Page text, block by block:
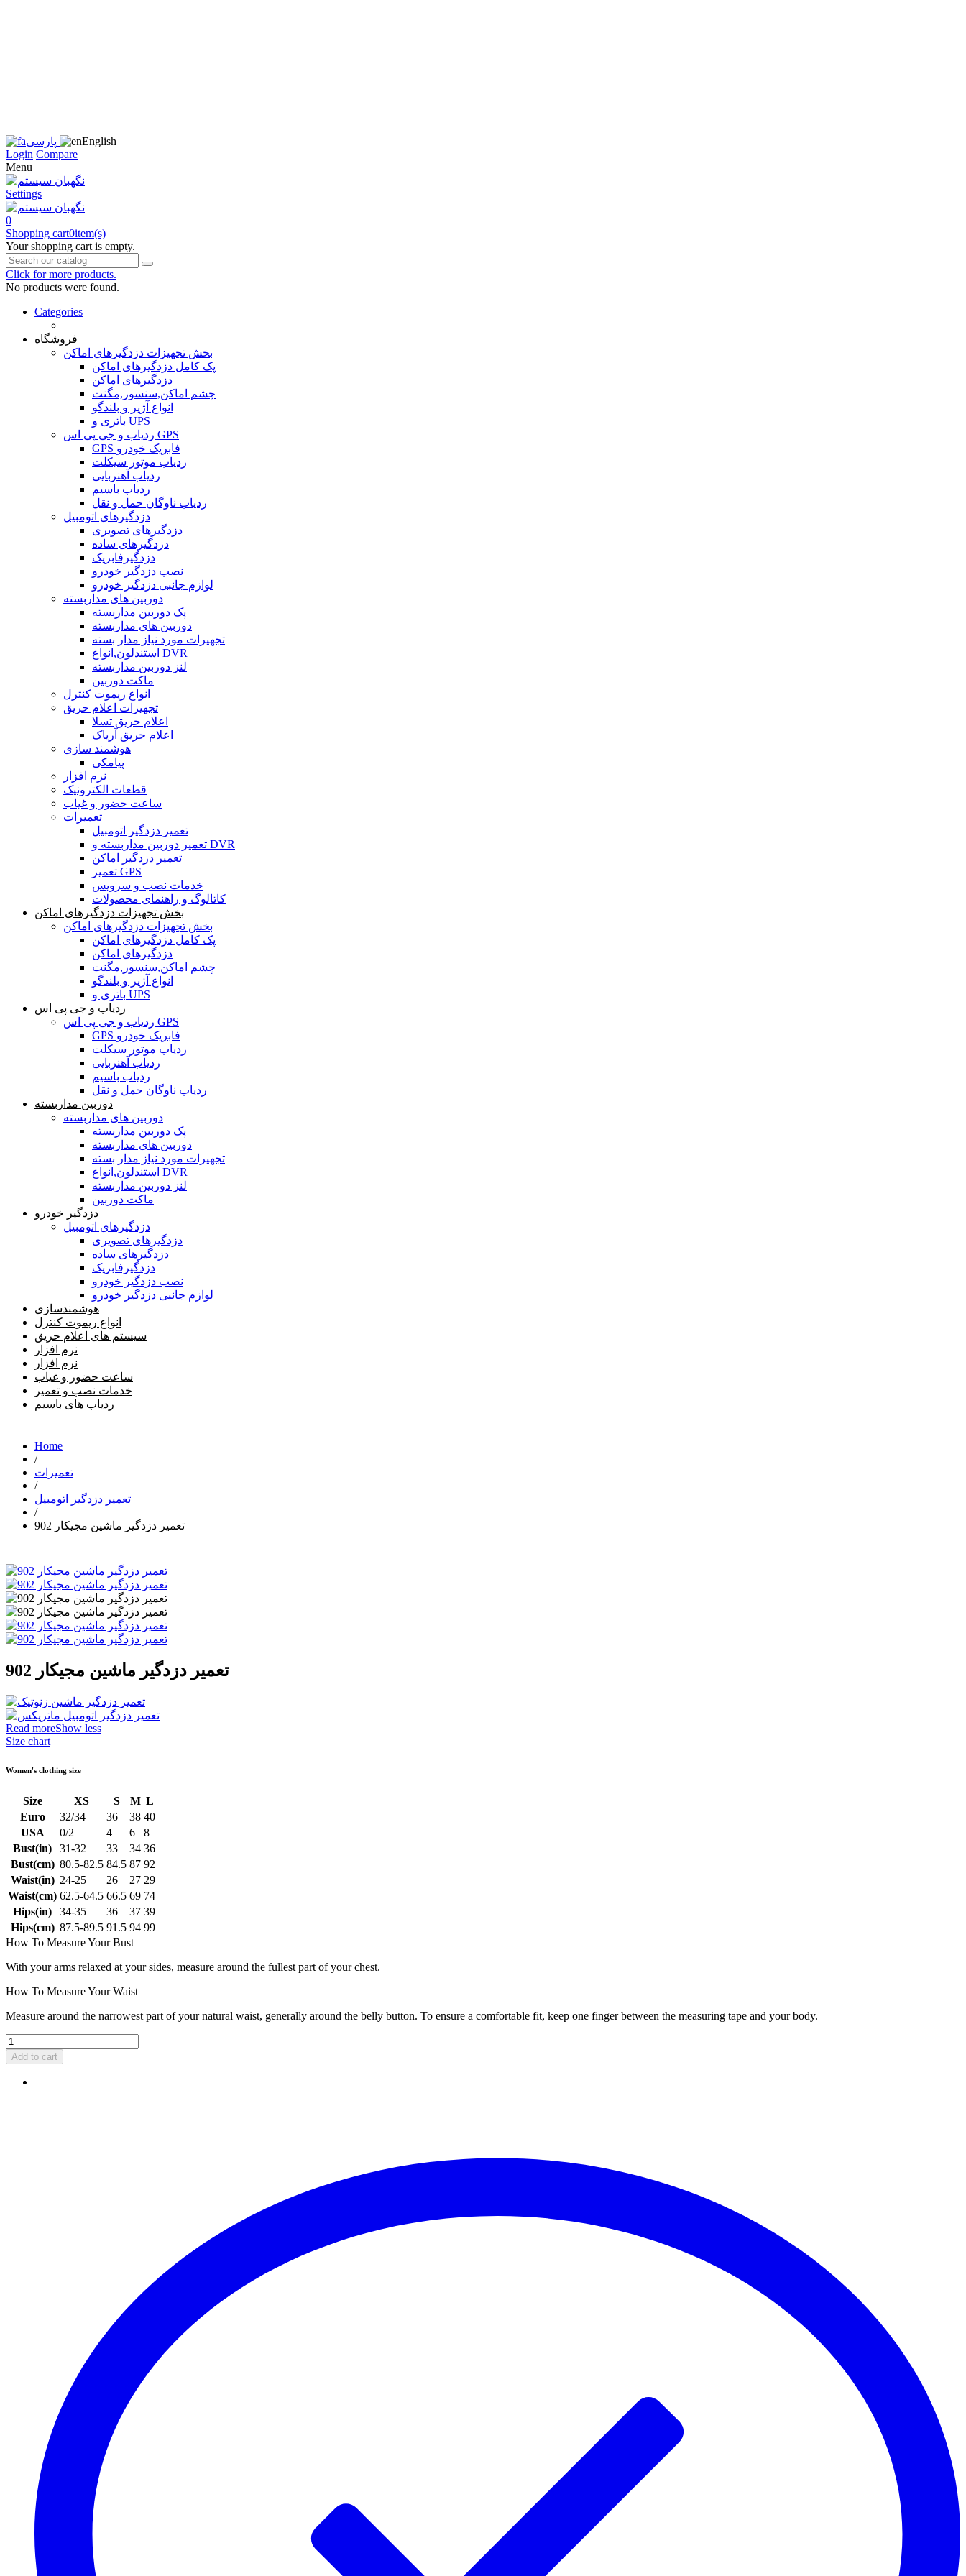
پارسی
English
Login Compare
Menu
Settings
0
Shopping cart0item(s)
Your shopping cart is empty.
Click for more products.
No products were found.
Categories
فروشگاه
بخش تجهیزات دزدگیرهای اماکن
پک کامل دزدگیرهای اماکن
دزدگیرهای اماکن
چشم اماکن,سنسور,مگنت
انواع آژیر و بلندگو
باتری و UPS
ردیاب و جی پی اس GPS
GPS فابریک خودرو
ردیاب موتور سیکلت
ردیاب آهنربایی
ردیاب باسیم
ردیاب ناوگان حمل و نقل
دزدگیرهای اتومبیل
دزدگیرهای تصویری
دزدگیرهای ساده
دزدگیرفابریک
نصب دزدگیر خودرو
لوازم جانبی دزدگیر خودرو
دوربین های مداربسته
پک دوربین مداربسته
دوربین های مداربسته
تجهیرات مورد نیاز مدار بسته
استندلون,انواع DVR
لنز دوربین مداربسته
ماکت دوربین
انواع ریموت کنترل
تجهیزات اعلام حریق
اعلام حریق تسلا
اعلام حریق آریاک
هوشمند سازی
پیامکی
نرم افزار
قطعات الکترونیک
ساعت حضور و غیاب
تعمیرات
تعمیر دزدگیر اتومبیل
تعمیر دوربین مداربسته و DVR
تعمیر دزدگیر اماکن
تعمیر GPS
خدمات نصب و سرویس
کاتالوگ و راهنمای محصولات
بخش تجهیزات دزدگیرهای اماکن
بخش تجهیزات دزدگیرهای اماکن
پک کامل دزدگیرهای اماکن
دزدگیرهای اماکن
چشم اماکن,سنسور,مگنت
انواع آژیر و بلندگو
باتری و UPS
ردیاب و جی پی اس
ردیاب و جی پی اس GPS
GPS فابریک خودرو
ردیاب موتور سیکلت
ردیاب آهنربایی
ردیاب باسیم
ردیاب ناوگان حمل و نقل
دوربین مداربسته
دوربین های مداربسته
پک دوربین مداربسته
دوربین های مداربسته
تجهیرات مورد نیاز مدار بسته
استندلون,انواع DVR
لنز دوربین مداربسته
ماکت دوربین
دزدگیر خودرو
دزدگیرهای اتومبیل
دزدگیرهای تصویری
دزدگیرهای ساده
دزدگیرفابریک
نصب دزدگیر خودرو
لوازم جانبی دزدگیر خودرو
هوشمندسازی
انواع ریموت کنترل
سیستم های اعلام حریق
نرم افزار
نرم افزار
ساعت حضور و غیاب
خدمات نصب و تعمیر
ردیاب های باسیم
Home
/
تعمیرات
/
تعمیر دزدگیر اتومبیل
/
تعمیر دزدگیر ماشین مجیکار 902
تعمیر دزدگیر ماشین مجیکار 902
Read moreShow less
Size chart
Women's clothing size
Size XS S M L
Euro
32/34 36 38 40
USA
0/2 4 6
8
Bust(in)
31-32 33 34 36
Bust(cm) 80.5-82.5 84.5 87 92
Waist(in) 24-25 26 27 29
Waist(cm) 62.5-64.5 66.5 69 74
Hips(in)
34-35 36 37 39
Hips(cm) 87.5-89.5 91.5 94 99
How To Measure Your Bust
With your arms relaxed at your sides, measure around the fullest part of your chest.
How To Measure Your Waist
Measure around the narrowest part of your natural waist, generally around the belly button. To ensure a comfortable fit, keep one finger between the measuring tape and your body.
Add to cart